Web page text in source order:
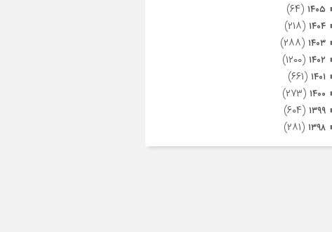
۱۴۰۵ (۶۴)
۱۴۰۴ (۲۱۸)
۱۴۰۳ (۲۸۸)
۱۴۰۲ (۱۲۰۰)
۱۴۰۱ (۶۶۱)
۱۴۰۰ (۲۷۳)
۱۳۹۹ (۶۰۴)
۱۳۹۸ (۲۸۱)